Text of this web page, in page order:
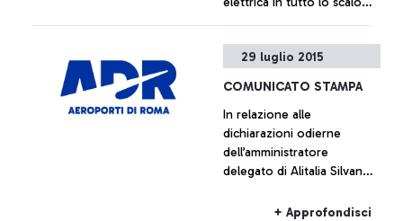
+ Approfondisci
29 luglio 2015
COMUNICATO STAMPA
In relazione alle
dichiarazioni odierne
dell’amministratore
delegato di Alitalia Silvano
non intende commentare le
+ Approfondisci